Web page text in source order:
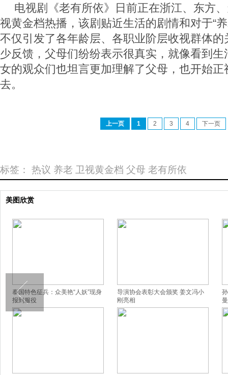
电视剧《老有所依》日前正在浙江、东方
视黄金档热播，该剧贴近生活的剧情和对于“
不仅引发了各年龄层、各职业阶层收视群体
少反馈，父母们纷纷表示很真实，就像看到
女的观众们也坦言更加理解了父母，也开始
去。
上一页 1 2 3 4 下一页
标签： 热议 养老 卫视黄金档 父母 老有所依
美图欣赏
泰国特色征兵：众美艳“人妖”现身
报到服役
导演协会表彰大会颁奖 姜文冯小
刚亮相